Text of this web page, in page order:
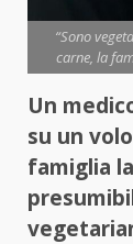
“Sono
carne, la
Un
su un
famiglia